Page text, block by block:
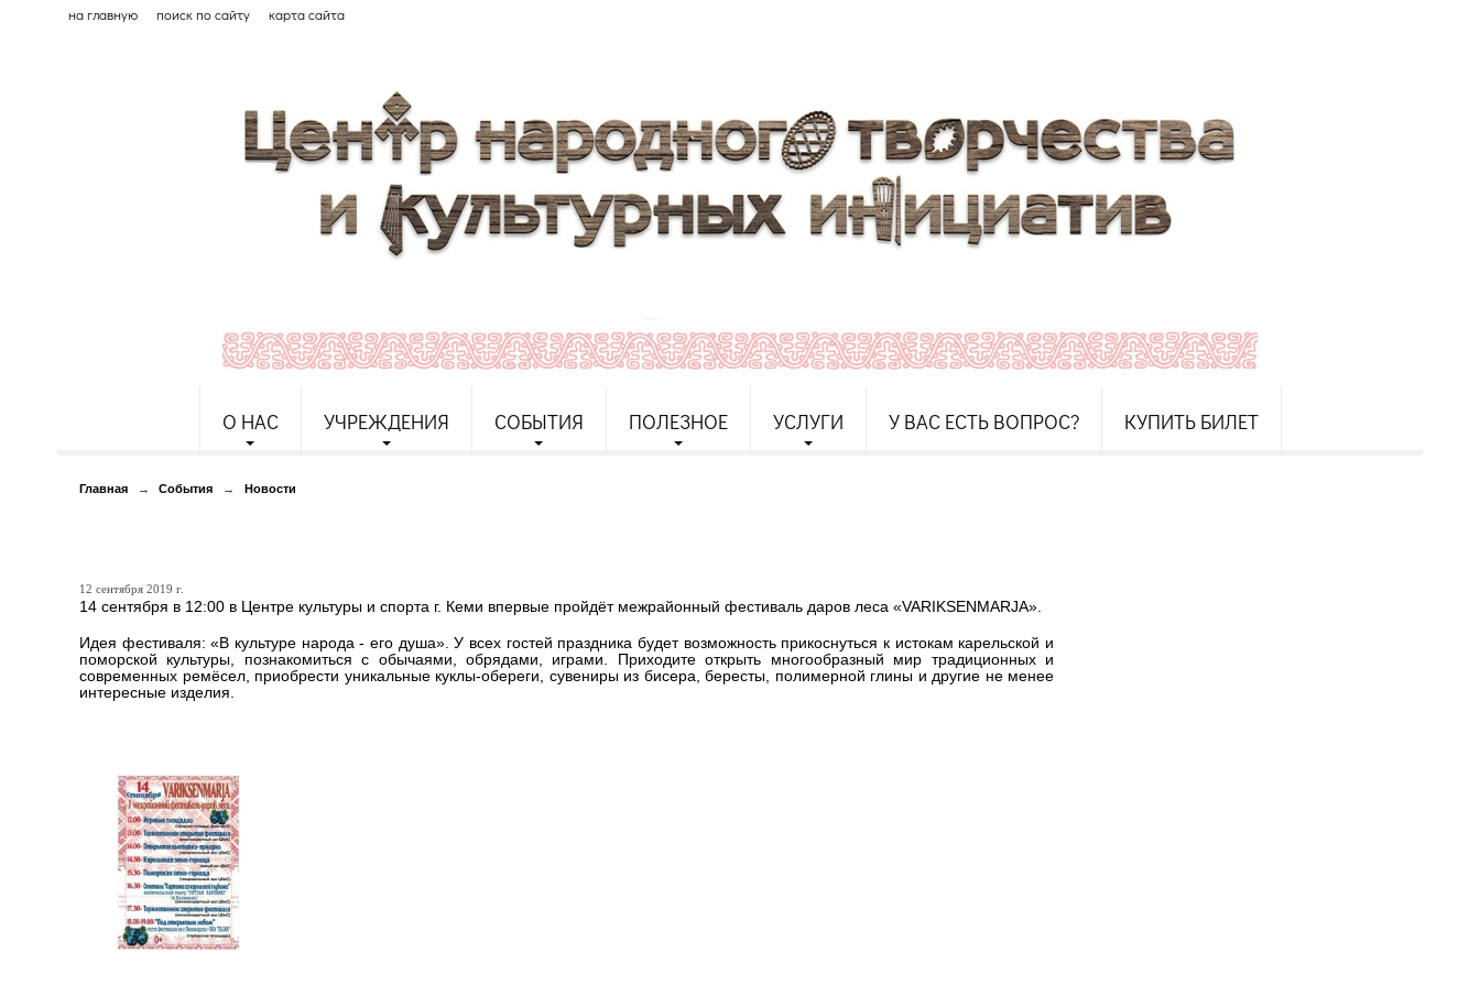
на главную поиск по сайту карта сайта
О НАС УЧРЕЖДЕНИЯ СОБЫТИЯ ПОЛЕЗНОЕ УСЛУГИ У ВАС ЕСТЬ ВОПРОС? КУПИТЬ БИЛЕТ
Главная → События → Новости
12 сентября 2019 г.
14 сентября в 12:00 в Центре культуры и спорта г. Кеми впервые пройдёт межрайонный фестиваль даров леса «VARIKSENMARJA».
Идея фестиваля: «В культуре народа - его душа». У всех гостей праздника будет возможность прикоснуться к истокам карельской и
поморской культуры, познакомиться с обычаями, обрядами, играми. Приходите открыть многообразный мир традиционных и
современных ремёсел, приобрести уникальные куклы-обереги, сувениры из бисера, бересты, полимерной глины и другие не менее
интересные изделия.